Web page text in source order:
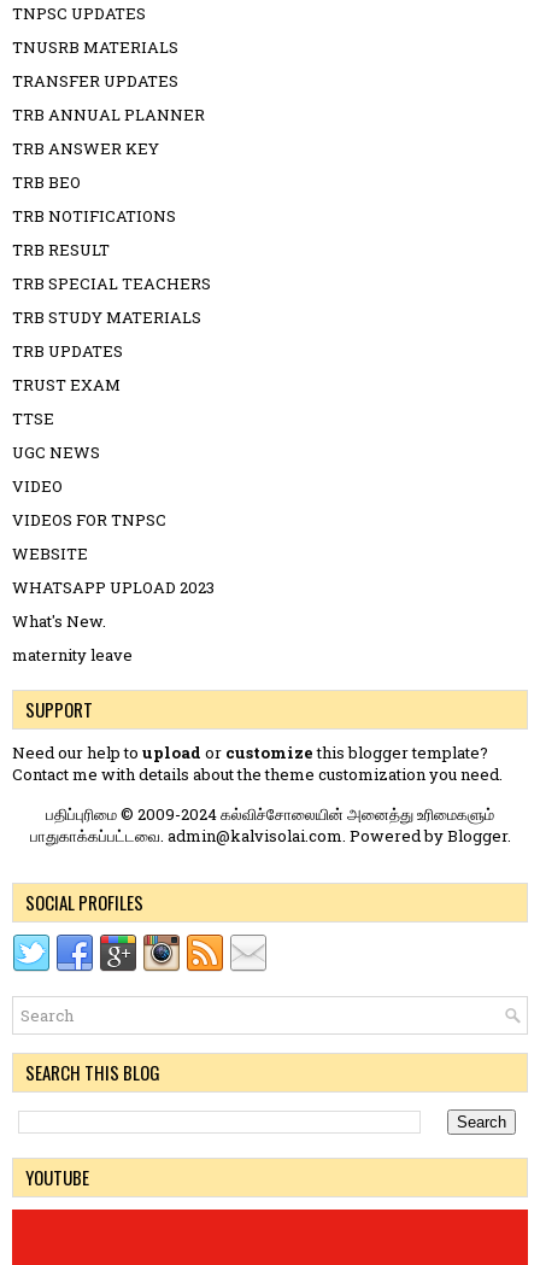
TNPSC UPDATES
TNUSRB MATERIALS
TRANSFER UPDATES
TRB ANNUAL PLANNER
TRB ANSWER KEY
TRB BEO
TRB NOTIFICATIONS
TRB RESULT
TRB SPECIAL TEACHERS
TRB STUDY MATERIALS
TRB UPDATES
TRUST EXAM
TTSE
UGC NEWS
VIDEO
VIDEOS FOR TNPSC
WEBSITE
WHATSAPP UPLOAD 2023
What's New.
maternity leave
SUPPORT
Need our help to upload or customizethis blogger template?
Contact me with details about the theme customization you need.
பதிப்புரிமை © 2009-2024 கல்விச்சோலையின் அனைத்து உரிமைகளும்
பாதுகாக்கப்பட்டவை. admin@kalvisolai.com. Powered byBlogger.
SOCIAL PROFILES
SEARCH THIS BLOG
YOUTUBE